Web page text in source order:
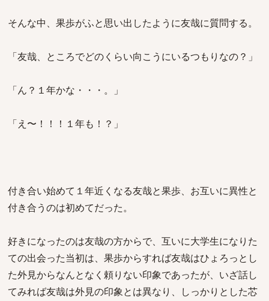
そんな中、果歩がふと思い出したように友哉に質問する。
「友哉、ところでどのくらい向こうにいるつもりなの？」
「ん？１年かな・・・。」
「え〜！！！１年も！？」
付き合い始めて１年近くなる友哉と果歩、お互いに異性と
付き合うのは初めてだった。
好きになったのは友哉の方からで、互いに大学生になりた
ての出会った当初は、果歩からすれば友哉はひょろっとし
た外見からなんとなく頼りない印象であったが、いざ話し
てみれば友哉は外見の印象とは異なり、しっかりとした芯